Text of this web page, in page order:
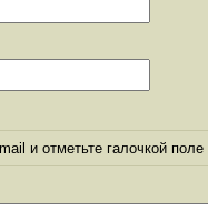
и отметьте галочкой